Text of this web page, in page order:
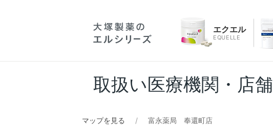
エクエル
EQUELLE
取扱い医療機関・店舗
マップを見る 富永薬局 奉還町店